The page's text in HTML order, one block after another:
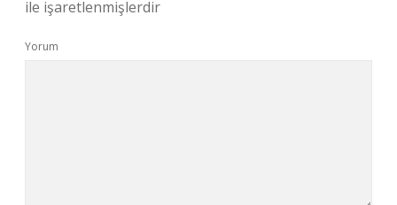
ile işaretlenmişlerdir
Yorum